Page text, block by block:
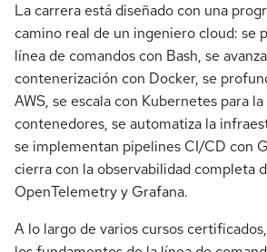
La carrera está diseñado con una
camino real de un ingeniero cloud: se
línea de comandos con Bash, se
contenerización con Docker, se
AWS, se escala con Kubernetes para
contenedores, se automatiza la
se implementan pipelines CI/CD con
cierra con la observabilidad completa
OpenTelemetry y Grafana.
A lo largo de varios cursos